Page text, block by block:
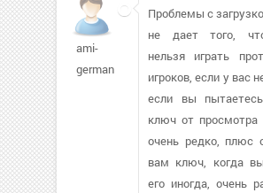
ami-
german
Проблемы с
не дает того,
нельзя играть
игроков, если у вас
если вы
ключ от просмотра
очень редко, плюс
вам ключ, когда
его иногда, очень